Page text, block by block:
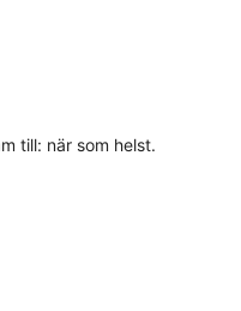
till: när som helst.